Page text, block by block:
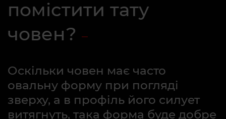
помістити тату
човен?
Оскільки човен має часто
овальну форму при погляді
зверху, а в профіль його силует
витягнуть, така форма буде добре